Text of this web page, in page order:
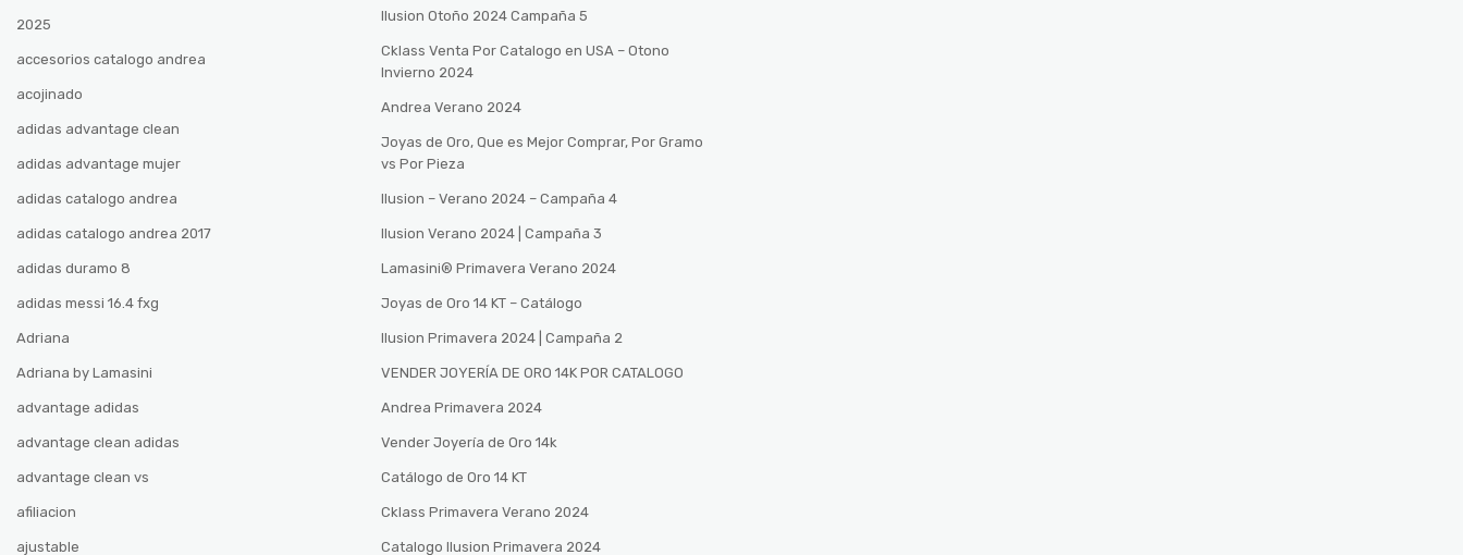
2025
accesorios catalogo andrea
acojinado
adidas advantage clean
adidas advantage mujer
adidas catalogo andrea
adidas catalogo andrea 2017
adidas duramo 8
adidas messi 16.4 fxg
Adriana
Adriana by Lamasini
advantage adidas
advantage clean adidas
advantage clean vs
afiliacion
ajustable
Ilusion Otoño 2024 Campaña 5
Cklass Venta Por Catalogo en USA – Otono
Invierno 2024
Andrea Verano 2024
Joyas de Oro, Que es Mejor Comprar, Por Gramo
vs Por Pieza
Ilusion – Verano 2024 – Campaña 4
Ilusion Verano 2024 | Campaña 3
Lamasini®️ Primavera Verano 2024
Joyas de Oro 14 KT – Catálogo
Ilusion Primavera 2024 | Campaña 2
VENDER JOYERÍA DE ORO 14K POR CATALOGO
Andrea Primavera 2024
Vender Joyería de Oro 14k
Catálogo de Oro 14 KT
Cklass Primavera Verano 2024
Catalogo Ilusion Primavera 2024